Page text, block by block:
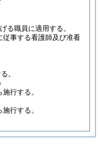
る職員に適用する。
事する看護師及び准看
。
行する。
行する。